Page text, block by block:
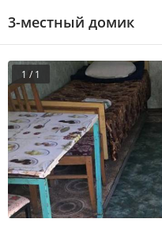
3-местный домик
1 / 1